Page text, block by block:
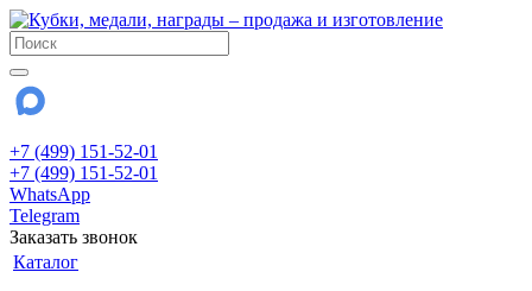
+7 (499) 151-52-01
+7 (499) 151-52-01
WhatsApp
Telegram
Заказать звонок
Каталог